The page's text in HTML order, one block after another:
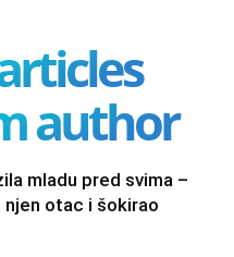
author
mladu pred svima –
njen otac i šokirao